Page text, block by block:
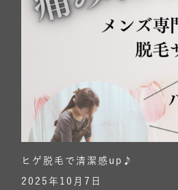
ヒゲ脱毛で清潔感up♪
2025年10月7日